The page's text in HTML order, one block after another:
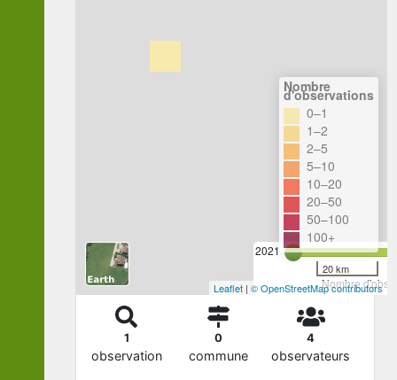
2021
Nombre
Nombre
d'observations
0–1
1–2
2–5
5–10
10–20
20–50
50–100
100+
20 km
Leaflet | © OpenStreetMap contributors
1
observation
0
commune
4
observateurs